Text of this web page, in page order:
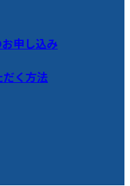
申し込み
だく方法